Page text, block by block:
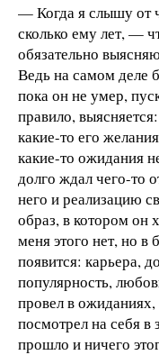
— Когда я слышу от
сколько ему лет, —
обязательно
Ведь на самом деле
пока он не умер,
правило,
какие-то его
какие-то ожидания
долго ждал чего-то
него и реализацию
образ, в котором он
меня этого нет, но
появится: карьера,
популярность,
провел в ожиданиях,
посмотрел на себя
прошло и ничего